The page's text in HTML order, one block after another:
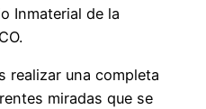
Inmaterial de la
realizar una completa
miradas que se